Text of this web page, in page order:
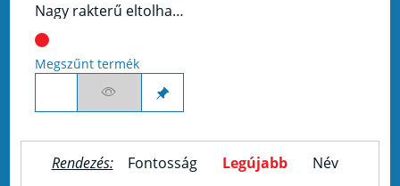
Nagy rakterű eltolható oldalfalú teherkocsi Himrrs44, Transwaggon V
Megszűnt termék
Rendezés: Fontosság Legújabb Név